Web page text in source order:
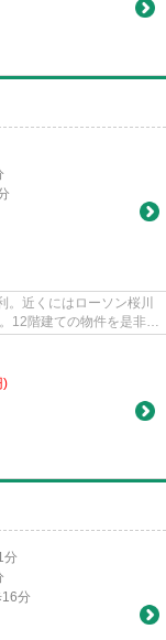
近くにはローソン桜川
12階建ての物件を是非ご
)
分
16分